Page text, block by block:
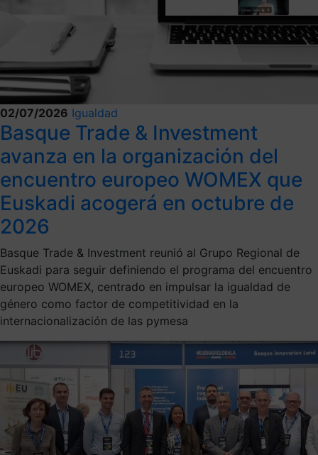
02/07/2026 Igualdad
Basque Trade & Investment
avanza en la organización del
encuentro europeo WOMEX que
Euskadi acogerá en octubre de
2026
Basque Trade & Investment reunió al Grupo Regional de
Euskadi para seguir definiendo el programa del encuentro
europeo WOMEX, centrado en impulsar la igualdad de
género como factor de competitividad en la
internacionalización de las pymesa